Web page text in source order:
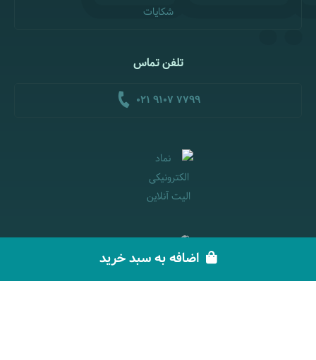
اضافه به سبد خرید
شکایات
تلفن تماس
021 9107 7799